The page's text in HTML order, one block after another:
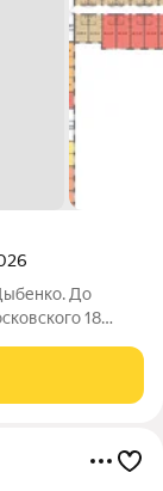
До
18
Максидом,